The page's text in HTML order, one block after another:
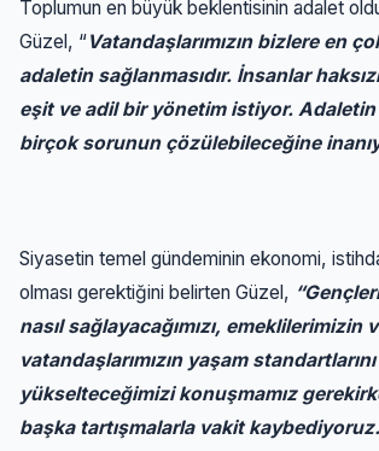
Toplumun en büyük beklentisinin adalet
Güzel, “Vatandaşlarımızın bizlere en
adaletin sağlanmasıdır. İnsanlar
eşit ve adil bir yönetim istiyor.
birçok sorunun çözülebileceğine
Siyasetin temel gündeminin ekonomi,
olması gerektiğini belirten Güzel,
nasıl sağlayacağımızı, emeklilerimizin
vatandaşlarımızın yaşam standartlarını
yükselteceğimizi konuşmamız
başka tartışmalarla vakit